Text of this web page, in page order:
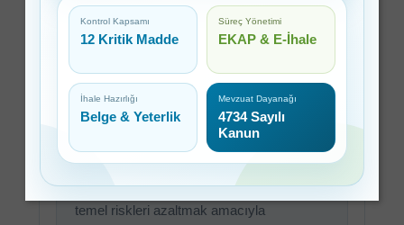
Kontrol Kapsamı
12 Kritik Madde
Süreç Yönetimi
EKAP & E-İhale
İhale Hazırlığı
Belge & Yeterlik
Mevzuat Dayanağı
4734 Sayılı
Kanun
EKAP’ta En Sık Yapılan
12 Hata Kontrol Listesi
Yayınlandı
Kamu ihalelerine katılan firmaların teklif
dosyası hazırlık sürecinde karşılaştığı
temel riskleri azaltmak amacıyla